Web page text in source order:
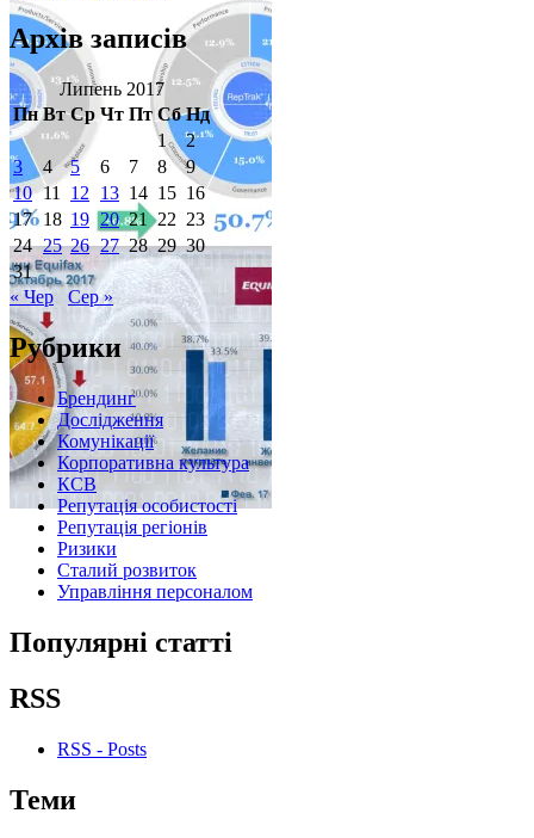
Архів записів
Липень 2017
Пн Вт Ср Чт Пт Сб Нд
1
2
3
4 5 6 7 8
9
10 11 12 13 14 15 16
17 18 19 20 21 22 23
24 25 26 27 28 29 30
31
« Чер
Сер »
Рубрики
Брендинг
Дослідження
Комунікації
Корпоративна культура
КСВ
Репутація особистості
Репутація регіонів
Ризики
Сталий розвиток
Управління персоналом
Популярні статті
RSS
RSS - Posts
Теми